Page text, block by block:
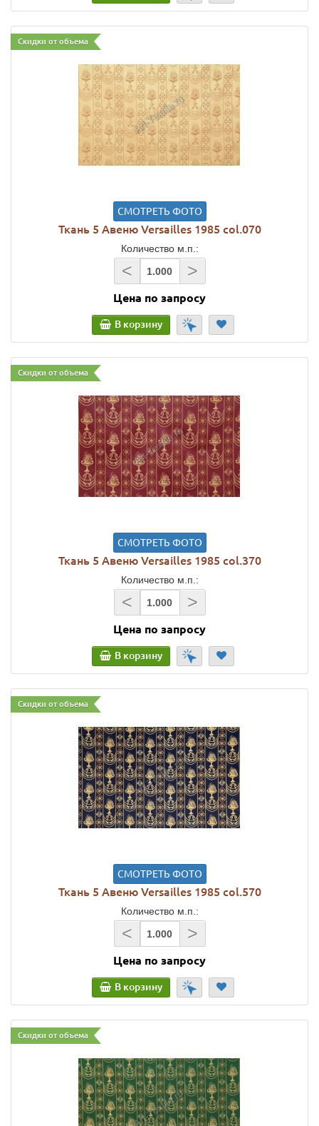
Скидки от объема
СМОТРЕТЬ ФОТО
Ткань 5 Авеню Versailles 1985 col.070
Количество м.п.:
< >
Цена по запросу
В корзину
Скидки от объема
СМОТРЕТЬ ФОТО
Ткань 5 Авеню Versailles 1985 col.370
Количество м.п.:
< >
Цена по запросу
В корзину
Скидки от объема
СМОТРЕТЬ ФОТО
Ткань 5 Авеню Versailles 1985 col.570
Количество м.п.:
< >
Цена по запросу
В корзину
Скидки от объема